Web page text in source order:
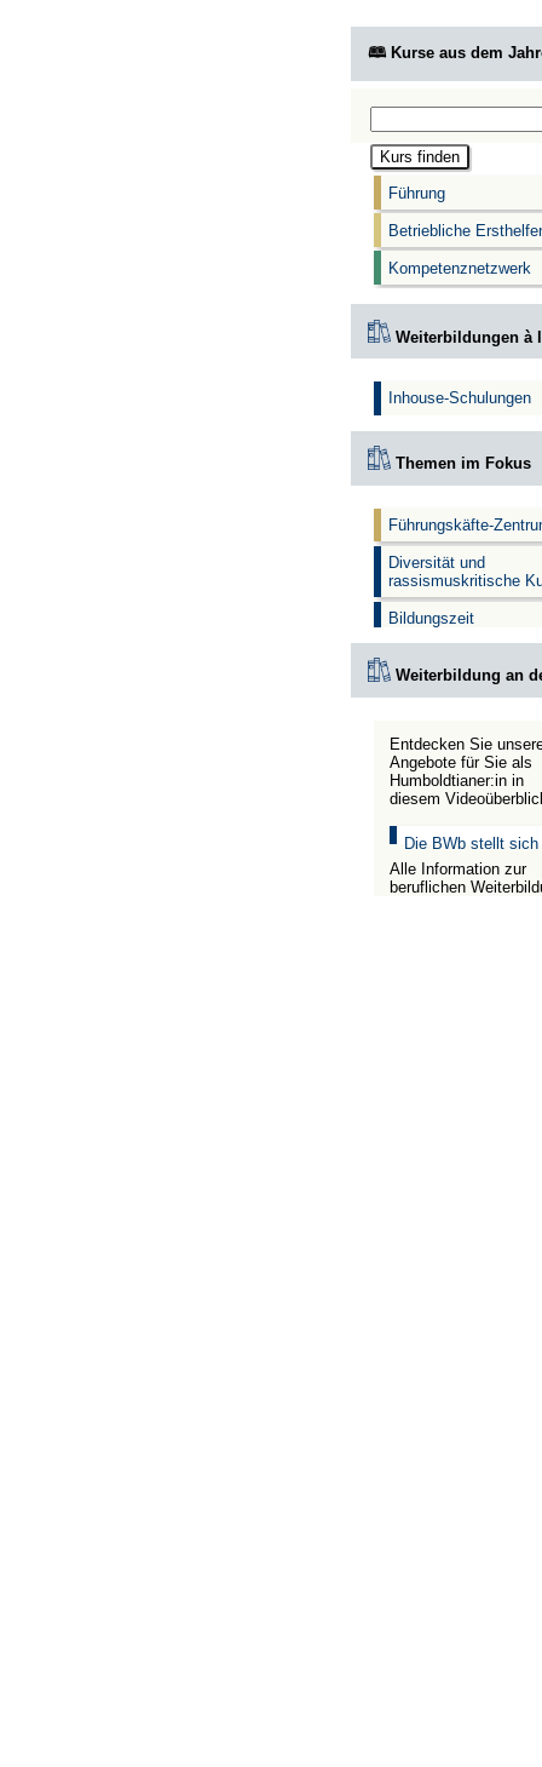
🕮 Kurse aus dem
Führung
Betriebliche
Kompetenznetzwerk
Weiterbildungen à
Inhouse-Schulungen
Themen im Fokus
Führungskäfte-
Diversität und
rassismuskritische
Bildungszeit
Weiterbildung an
Entdecken Sie
Angebote für Sie als
Humboldtianer:in in
diesem
Die BWb stellt sich
Alle Information zur
beruflichen